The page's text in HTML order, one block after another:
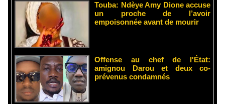
Touba: Ndèye Amy Dione accuse
un proche de l’avoir
empoisonnée avant de mourir
Offense au chef de l'État:
amignou Darou et deux co-
prévenus condamnés